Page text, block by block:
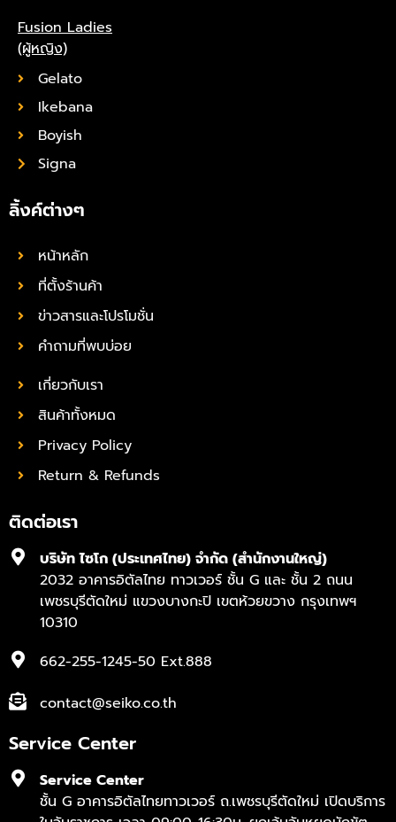
Fusion Ladies
(ผู้หญิง)
Gelato
Ikebana
Boyish
Signa
ลิ้งค์ต่างๆ
หน้าหลัก
ที่ตั้งร้านค้า
ข่าวสารและโปรโมชั่น
คำถามที่พบบ่อย
เกี่ยวกับเรา
สินค้าทั้งหมด
Privacy Policy
Return & Refunds
ติดต่อเรา
บริษัท ไซโก (ประเทศไทย) จำกัด (สำนักงานใหญ่)
2032 อาคารอิตัลไทย ทาวเวอร์ ชั้น G และ ชั้น 2 ถนน
เพชรบุรีตัดใหม่ แขวงบางกะปิ เขตห้วยขวาง กรุงเทพฯ
10310
662-255-1245-50 Ext.888
contact@seiko.co.th
Service Center
Service Center
ชั้น G อาคารอิตัลไทยทาวเวอร์ ถ.เพชรบุรีตัดใหม่ เปิดบริการ